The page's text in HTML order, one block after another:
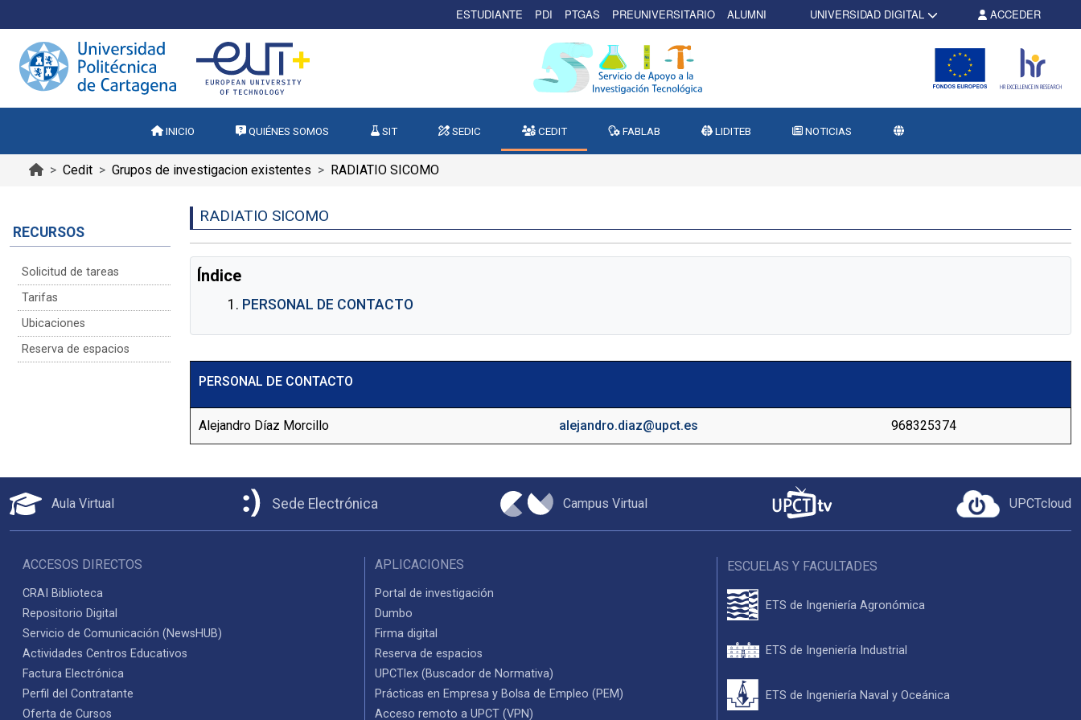
ESTUDIANTE PDI PTGAS PREUNIVERSITARIO ALUMNI UNIVERSIDAD DIGITAL ACCEDER
INICIO QUIÉNES SOMOS SIT SEDIC CEDIT FABLAB LIDITEB NOTICIAS
Cedit Grupos de investigacion existentes RADIATIO SICOMO
RECURSOS
Solicitud de tareas
Tarifas
Ubicaciones
Reserva de espacios
RADIATIO SICOMO
Índice
PERSONAL DE CONTACTO
PERSONAL DE CONTACTO
Alejandro Díaz Morcillo alejandro.diaz@upct.es 968325374
Aula Virtual Sede Electrónica Campus Virtual UPCTcloud
ACCESOS DIRECTOS
CRAI Biblioteca
Repositorio Digital
Servicio de Comunicación (NewsHUB)
Actividades Centros Educativos
Factura Electrónica
Perfil del Contratante
Oferta de Cursos
APLICACIONES
Portal de investigación
Dumbo
Firma digital
Reserva de espacios
UPCTlex (Buscador de Normativa)
Prácticas en Empresa y Bolsa de Empleo (PEM)
Acceso remoto a UPCT (VPN)
ESCUELAS Y FACULTADES
ETS de Ingeniería Agronómica
ETS de Ingeniería Industrial
ETS de Ingeniería Naval y Oceánica